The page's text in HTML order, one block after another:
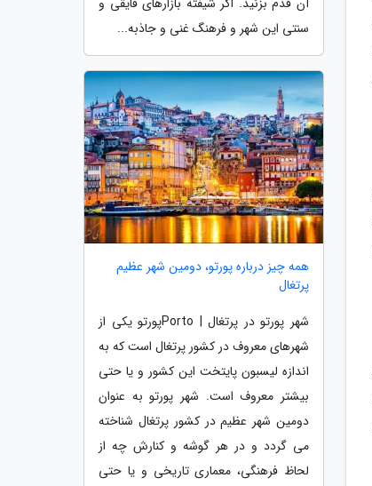
سنتی این شهر و فرهنگ غنی و جاذبه...
همه چیز درباره پورتو، دومین شهر عظیم
پرتغال
شهر پورتو در پرتغال | Portoپورتو یکی از
شهرهای معروف در کشور پرتغال است که به
اندازه لیسبون پایتخت این کشور و یا حتی
بیشتر معروف است. شهر پورتو به عنوان
دومین شهر عظیم در کشور پرتغال شناخته
می گردد و در هر گوشه و کنارش چه از
لحاظ فرهنگی، معماری تاریخی و یا حتی